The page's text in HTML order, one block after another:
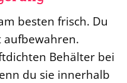
besten frisch. Du
aufbewahren.
Behälter bei
du sie innerhalb